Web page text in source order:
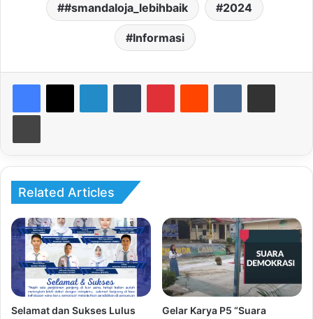
#smandaloja_lebihbaik 2024
Informasi
LinkedInTumblr PinterestReddit VKontakteShare via Email
Print
Related Articles
Selamat dan Sukses Lulus
Gelar Karya P5 “Suara